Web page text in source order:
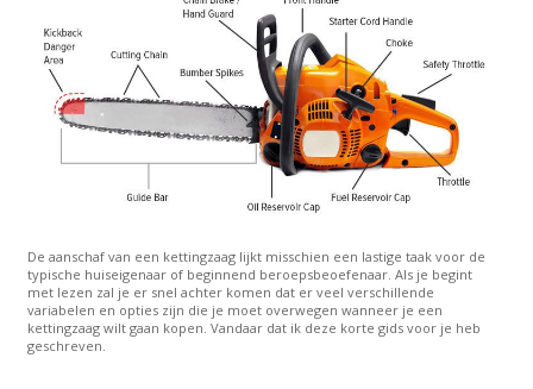
De aanschaf van een kettingzaag lijkt misschien een lastige taak voor de
typische huiseigenaar of beginnend beroepsbeoefenaar. Als je begint
met lezen zal je er snel achter komen dat er veel verschillende
variabelen en opties zijn die je moet overwegen wanneer je een
kettingzaag wilt gaan kopen. Vandaar dat ik deze korte gids voor je heb
geschreven.